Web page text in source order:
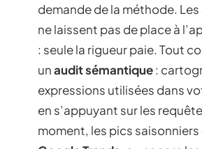
demande de la méthode.
ne laissent pas de place à
: seule la rigueur paie. Tout
unaudit sémantique:
expressions utilisées dans
en s’appuyant sur les
moment, les pics